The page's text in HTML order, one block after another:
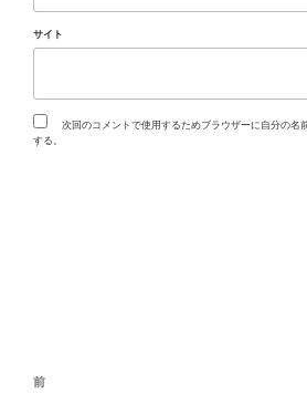
サイト
次回のコメントで使用するためブラウザーに自分の名
する。
投
過
前